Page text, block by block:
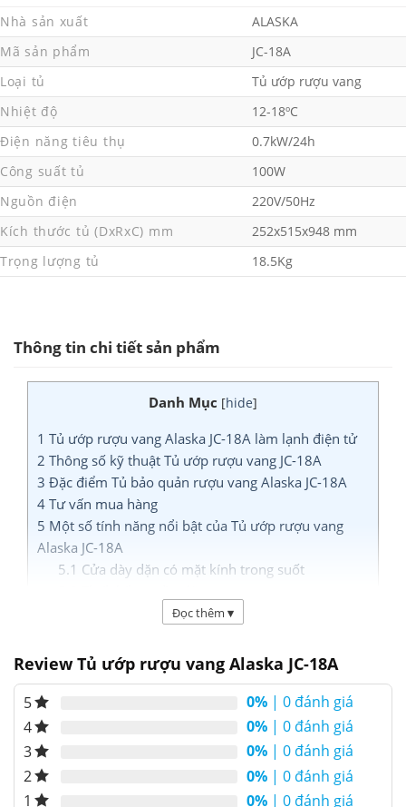
Nhà sản xuất
ALASKA
Mã sản phẩm
JC-18A
Loại tủ
Tủ ướp rượu vang
Nhiệt độ
12-18ºC
Điện năng tiêu thụ
0.7kW/24h
Công suất tủ
100W
Nguồn điện
220V/50Hz
Kích thước tủ (DxRxC) mm
252x515x948 mm
Trọng lượng tủ
18.5Kg
Thông tin chi tiết sản phẩm
Danh Mục [hide]
1 Tủ ướp rượu vang Alaska JC-18A làm lạnh điện tử
2 Thông số kỹ thuật Tủ ướp rượu vang JC-18A
3 Đặc điểm Tủ bảo quản rượu vang Alaska JC-18A
4 Tư vấn mua hàng
5 Một số tính năng nổi bật của Tủ ướp rượu vang
Alaska JC-18A
5.1 Cửa dày dặn có mặt kính trong suốt
Tủ rộng rãi, thoáng mát
5.5Vận hành với độ ồn dưới 30 DBs
Tủ ướp rượu vang Làm lạnh điện tử
Tủ ướp rượu vang Alaska JC-18A làm lạnh
điện tử
Tủ ướp rượu vang Alaska JC-18Alàm lạnh điện tử,
không dùng block nén nên có độ ồn thấp.Tủ ướp
Đọc thêm ▾
Review Tủ ướp rượu vang Alaska JC-18A
5 0% | 0 đánh giá
4
0% | 0 đánh giá
3
0% | 0 đánh giá
2
0% | 0 đánh giá
1
0% | 0 đánh giá